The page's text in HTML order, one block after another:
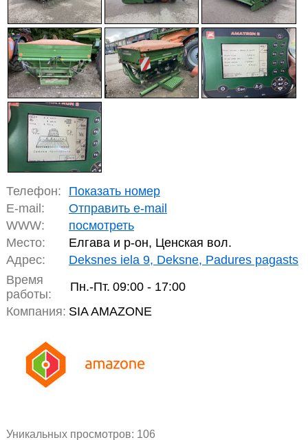
Телефон:
Показать номер
E-mail:
Отправить e-mail
WWW:
посмотреть
Место:
Елгава и р-он, Ценская вол.
Адрес:
Deksnes iela 9, Deksne, Padures pagasts
Время
работы:
Пн.-Пт. 09:00 - 17:00
Компания: SIA AMAZONE
Уникальных просмотров: 106